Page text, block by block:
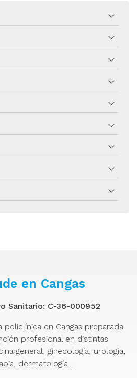
en Cangas
Sanitario: C-36-000952
policlínica en Cangas preparada
profesional en distintas
general, ginecología, urología,
dermatología...